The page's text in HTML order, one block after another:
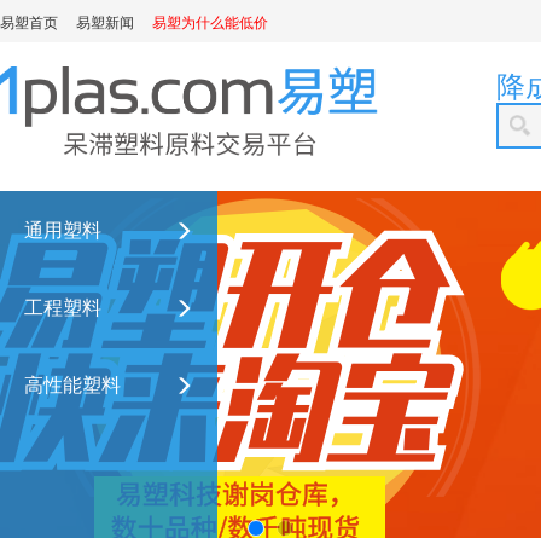
易塑首页 易塑新闻 易塑为什么能低价
降
通用塑料
工程塑料
高性能塑料